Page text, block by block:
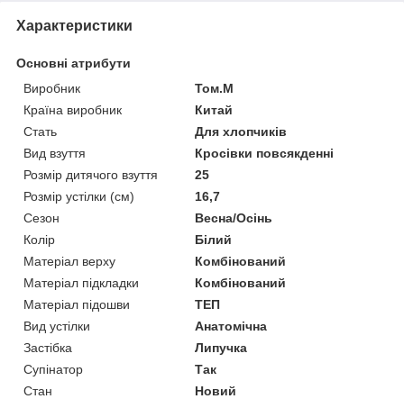
Характеристики
Основні атрибути
Виробник
Том.М
Країна виробник
Китай
Стать
Для хлопчиків
Вид взуття
Кросівки повсякденні
Розмір дитячого взуття
25
Розмір устілки (см)
16,7
Сезон
Весна/Осінь
Колір
Білий
Матеріал верху
Комбінований
Матеріал підкладки
Комбінований
Матеріал підошви
ТЕП
Вид устілки
Анатомічна
Застібка
Липучка
Супінатор
Так
Стан
Новий